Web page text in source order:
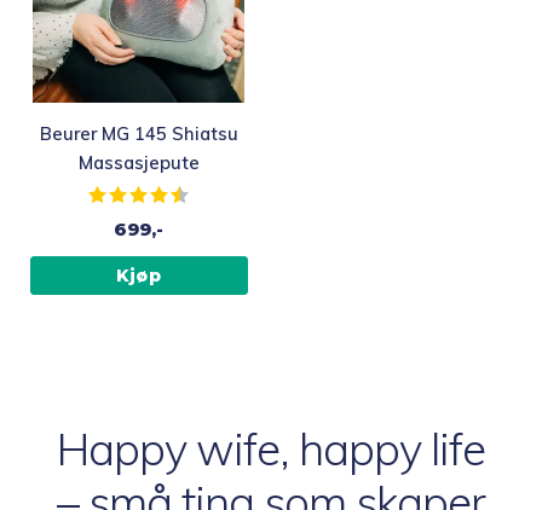
Beurer MG 145 Shiatsu
Massasjepute
Karakter:
699,-
Kjøp
Happy wife, happy life